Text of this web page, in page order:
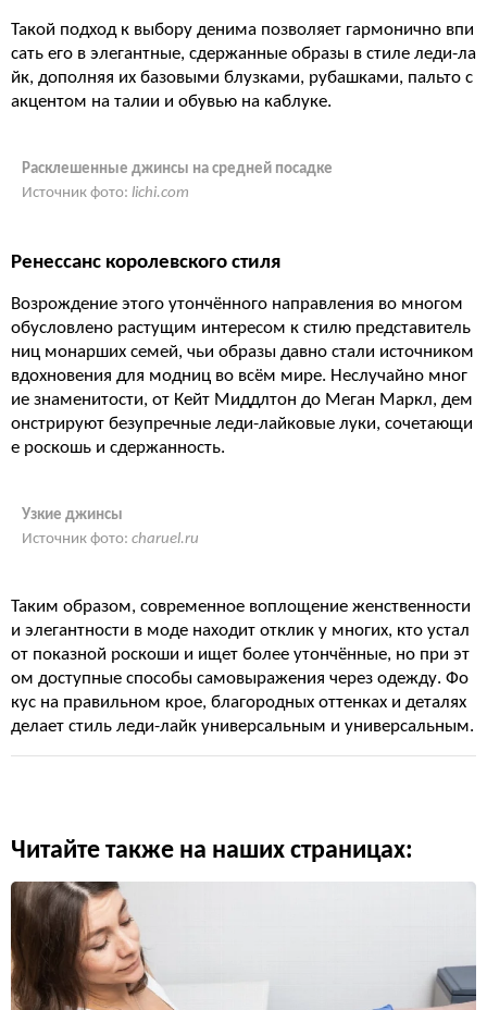
Такой подход к выбору денима позволяет гармонично впи
сать его в элегантные, сдержанные образы в стиле леди-ла
йк, дополняя их базовыми блузками, рубашками, пальто с
акцентом на талии и обувью на каблуке.
Расклешенные джинсы на средней посадке
Источник фото: lichi.com
Ренессанс королевского стиля
Возрождение этого утончённого направления во многом
обусловлено растущим интересом к стилю представитель
ниц монарших семей, чьи образы давно стали источником
вдохновения для модниц во всём мире. Неслучайно мног
ие знаменитости, от Кейт Миддлтон до Меган Маркл, дем
онстрируют безупречные леди-лайковые луки, сочетающи
е роскошь и сдержанность.
Узкие джинсы
Источник фото: charuel.ru
Таким образом, современное воплощение женственности
и элегантности в моде находит отклик у многих, кто устал
от показной роскоши и ищет более утончённые, но при эт
ом доступные способы самовыражения через одежду. Фо
кус на правильном крое, благородных оттенках и деталях
делает стиль леди-лайк универсальным и универсальным.
Читайте также на наших страницах: